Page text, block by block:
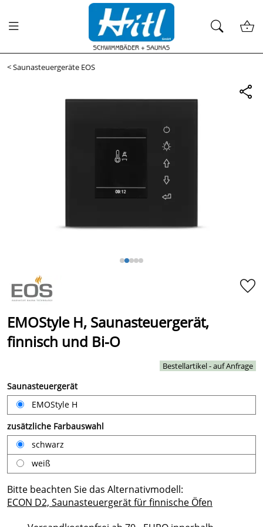
<Saunasteuergeräte EOS
EMOStyle H, Saunasteuergerät,
finnisch und Bi-O
Bestellartikel - auf Anfrage
Saunasteuergerät
EMOStyle H
zusätzliche Farbauswahl
schwarz
weiß
Bitte beachten Sie das Alternativmodell:
ECON D2, Saunasteuergerät für finnische Öfen